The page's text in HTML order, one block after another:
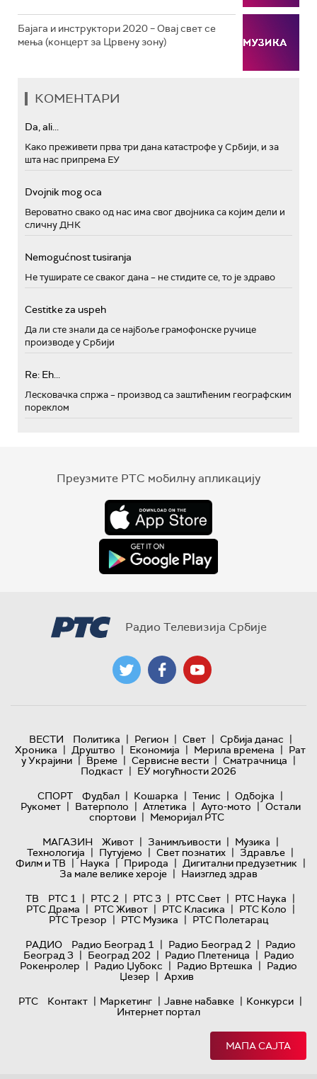
Бајага и инструктори 2020 – Овај свет се
мења (концерт за Црвену зону)
КОМЕНТАРИ
Da, ali...
Како преживети прва три дана катастрофе у Србији, и за
шта нас припрема ЕУ
Dvojnik mog oca
Вероватно свако од нас има свог двојника са којим дели и
сличну ДНК
Nemogućnost tusiranja
Не туширате се сваког дана – не стидите се, то је здраво
Cestitke za uspeh
Да ли сте знали да се најбоље грамофонске ручице
производе у Србији
Re: Eh...
Лесковачка спржа – производ са заштићеним географским
пореклом
Преузмите РТС мобилну апликацију
Радио Телевизија Србије
ВЕСТИ Политика | Регион | Свет | Србија данас |
Хроника | Друштво | Економија | Мерила времена | Рат
у Украјини | Време | Сервисне вести | Сматрачница |
Подкаст | ЕУ могућности 2026
СПОРТ
Фудбал | Кошарка | Тенис | Одбојка |
Рукомет | Ватерполо | Атлетика | Ауто-мото | Остали
спортови | Меморијал РТС
МАГАЗИН
Живот | Занимљивости | Музика |
Технологијa | Путујемо | Свет познатих | Здравље |
Филм и ТВ | Наука | Природа | Дигитални предузетник |
За мале велике хероје | Наизглед здрав
ТВ
РТС 1 | РТС 2 | РТС 3 | РТС Свет | РТС Наука |
РТС Драма | РТС Живот | РТС Класика | РТС Коло |
РТС Трезор | РТС Музика | РТС Полетарац
РАДИО
Радио Београд 1 | Радио Београд 2 | Радио
Београд 3 | Београд 202 | Радио Плетеница | Радио
Рокенролер | Радио Џубокс | Радио Вртешка | Радио
Џезер | Архив
РТС
Контакт | Маркетинг | Јавне набавке | Конкурси |
Интернет портал
МАПА САЈТА